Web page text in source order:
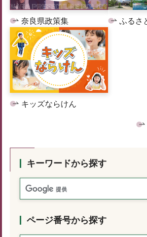
奈良県政策集 ふるさ
キッズならけん
キーワードから探す
ページ番号から探す